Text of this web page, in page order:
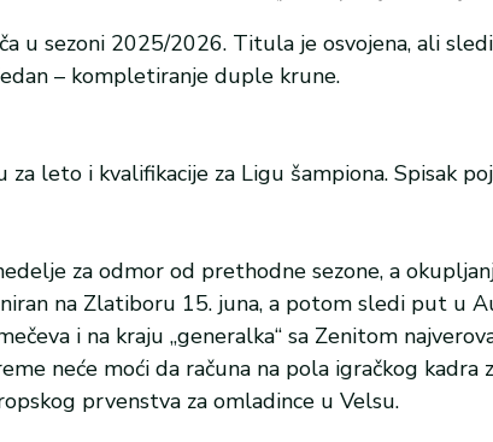
u sezoni 2025/2026. Titula je osvojena, ali
– kompletiranje duple krune.
leto i kvalifikacije za Ligu šampiona. Spisak
za odmor od prethodne sezone, a
na Zlatiboru 15. juna, a potom sledi put u
i na kraju „generalka“ sa Zenitom
neće moći da računa na pola igračkog kadra
prvenstva za omladince u Velsu.